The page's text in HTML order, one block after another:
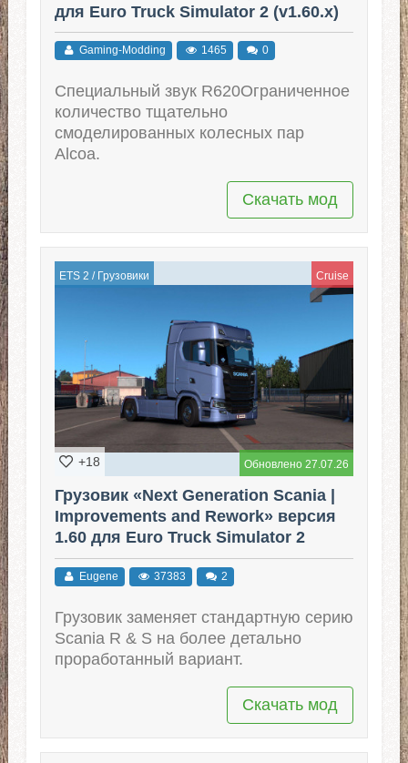
для Euro Truck Simulator 2 (v1.60.x)
Gaming-Modding 1465 0
Специальный звук R620Ограниченное
количество тщательно
смоделированных колесных пар
Alcoa.
Скачать мод
ETS 2 / Грузовики Cruise
Обновлено 27.07.26
+18
Грузовик «Next Generation Scania |
Improvements and Rework» версия
1.60 для Euro Truck Simulator 2
(v1.60.x)
Eugene 37383 2
Грузовик заменяет стандартную серию
Scania R & S на более детально
проработанный вариант.
Скачать мод